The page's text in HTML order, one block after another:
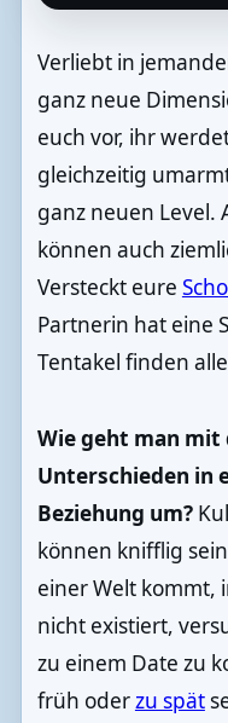
Verliebt in
ganz neue
euch vor, ihr
gleichzeitig
ganz neuen Level.
können auch
Versteckt eure
Partnerin hat eine
Tentakel finden
Wie geht man
Unterschieden in
Beziehung um?
können knifflig
einer Welt kommt,
nicht existiert,
zu einem Date zu
früh oderzu spät